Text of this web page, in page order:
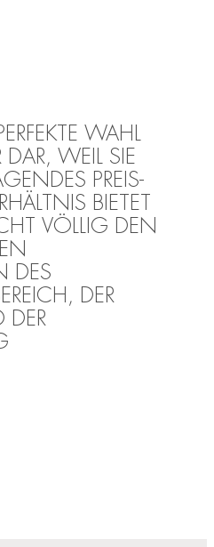
WAHL
DAR, WEIL SIE
PREIS-
BIETET
VÖLLIG DEN
DES
DER
DER